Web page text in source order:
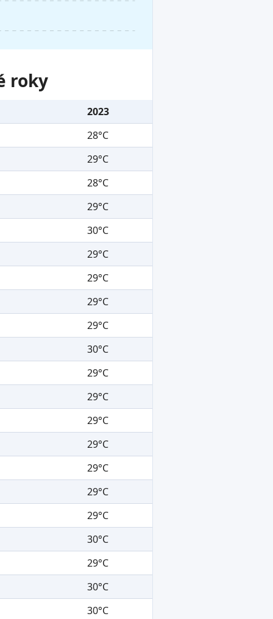
roky
2023
28°C
29°C
28°C
29°C
30°C
29°C
29°C
29°C
29°C
30°C
29°C
29°C
29°C
29°C
29°C
29°C
29°C
30°C
29°C
30°C
30°C